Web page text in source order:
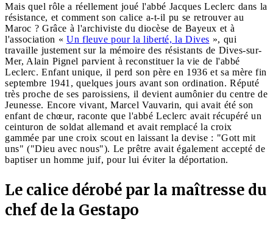
Mais quel rôle a réellement joué l'abbé Jacques Leclerc dans la
résistance, et comment son calice a-t-il pu se retrouver au
Maroc ? Grâce à l'archiviste du diocèse de Bayeux et à
l'association « Un fleuve pour la liberté, la Dives », qui
travaille justement sur la mémoire des résistants de Dives-sur-
Mer, Alain Pignel parvient à reconstituer la vie de l'abbé
Leclerc. Enfant unique, il perd son père en 1936 et sa mère fin
septembre 1941, quelques jours avant son ordination. Réputé
très proche de ses paroissiens, il devient aumônier du centre de
Jeunesse. Encore vivant, Marcel Vauvarin, qui avait été son
enfant de chœur, raconte que l'abbé Leclerc avait récupéré un
ceinturon de soldat allemand et avait remplacé la croix
gammée par une croix scout en laissant la devise : "Gott mit
uns" ("Dieu avec nous"). Le prêtre avait également accepté de
baptiser un homme juif, pour lui éviter la déportation.
Le calice dérobé par la maîtresse du
chef de la Gestapo